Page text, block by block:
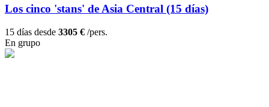
Los cinco 'stans' de Asia Central (15 días)
15 días desde 3305 € /pers.
En grupo